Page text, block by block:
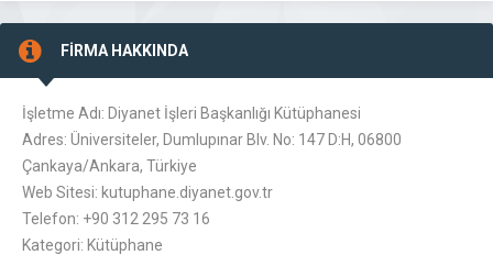
FİRMA HAKKINDA
İşletme Adı: Diyanet İşleri Başkanlığı Kütüphanesi
Adres: Üniversiteler, Dumlupınar Blv. No: 147 D:H, 06800
Çankaya/Ankara, Türkiye
Web Sitesi: kutuphane.diyanet.gov.tr
Telefon: +90 312 295 73 16
Kategori: Kütüphane